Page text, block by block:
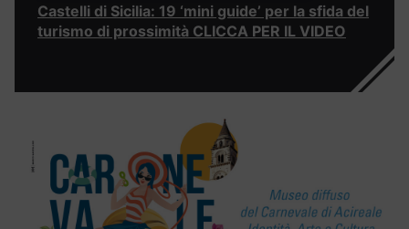
Castelli di Sicilia: 19 ‘mini guide’ per la sfida del
turismo di prossimità CLICCA PER IL VIDEO